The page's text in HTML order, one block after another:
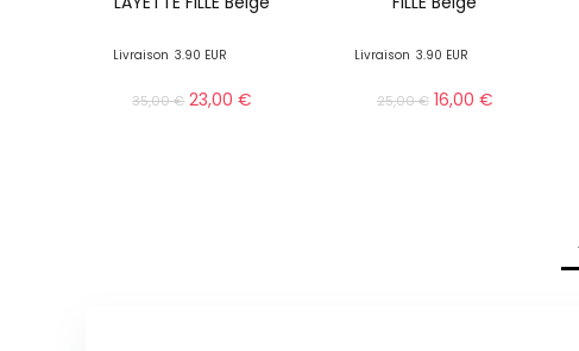
Livraison 3.90 EUR
35,00€ 23,00€
Livraison 3.90 EUR
25,00€ 16,00 €